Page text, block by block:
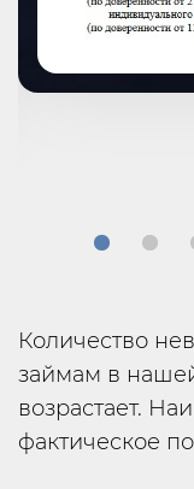
Количество
займам в
возрастает.
фактическое